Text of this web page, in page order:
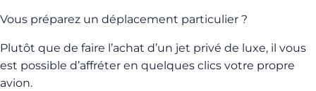
Vous préparez un déplacement particulier ?
Plutôt que de faire l’achat d’un jet privé de luxe, il vous
est possible d’affréter en quelques clics votre propre
avion.